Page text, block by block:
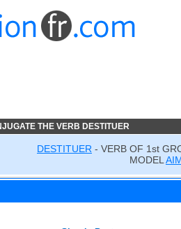
THE VERB DESTITUER
DESTITUER - VERB OF 1st
MODEL